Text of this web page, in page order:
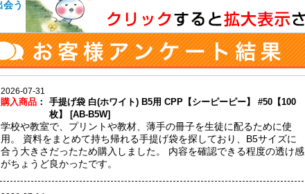
2026-07-31
購入商品：
手提げ袋 白(ホワイト) B5用 CPP【シーピーピー】 #50【100
枚】 [AB-B5W]
学校や教室で、プリントや教材、薄手の冊子を生徒に配るために使
用。 資料をまとめて持ち帰れる手提げ袋を探しており、B5サイズに
合う大きさだったため購入しました。 内容を確認できる程度の透け感
がちょうど良かったです。